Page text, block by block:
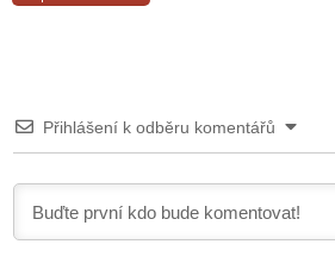
Přihlášení k odběru komentářů